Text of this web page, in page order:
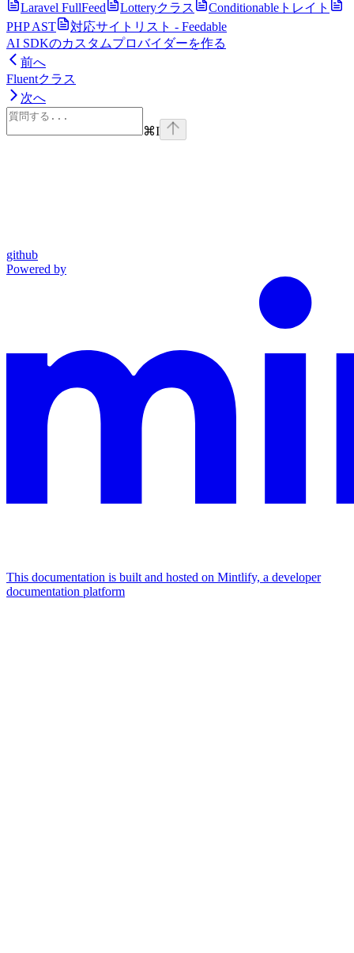
Laravel FullFeed Lotteryクラス
Conditionableトレイト
PHP AST
対応サイトリスト - Feedable
AI SDKのカスタムプロバイダーを作る
前へ
Fluentクラス
次へ
⌘I
github
Powered by
This documentation is built and hosted on Mintlify, a developer
documentation platform